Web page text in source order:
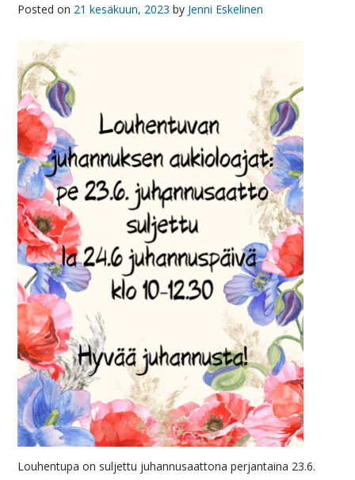
Posted on 21 kesäkuun, 2023 by Jenni Eskelinen
Louhentupa on suljettu juhannusaattona perjantaina 23.6.